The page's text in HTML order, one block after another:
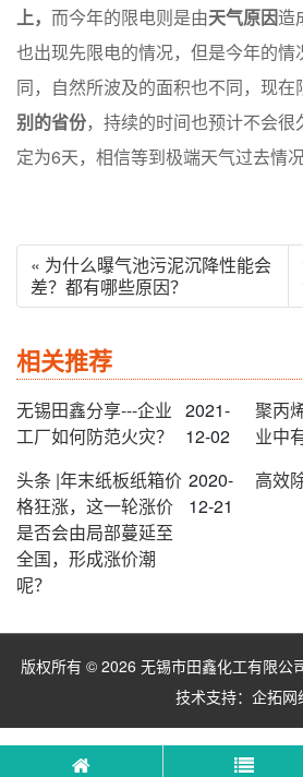
上， 而今年的限电则是由天气原因造
也出现先限电的情况，但是今年的情
同，自然所波及的面积也不同，现在
别的省份，持续的时间也预计不会
定为6天，相信等到极端天气过去情
« 为什么曝气池污泥沉降性能会
差？都有哪些原因？
相关推荐
无锡田鑫分享---企业
工厂如何防范火灾？
2021-
12-02
聚丙
业中
头条 |年末纸板纸箱价
格狂涨，这一轮涨价
是否会由局部蔓延至
全国，形成涨价潮
呢？
2020-
12-21
高效
版权所有 © 2026 无锡市田鑫化工有限公
技术支持： 企拓网